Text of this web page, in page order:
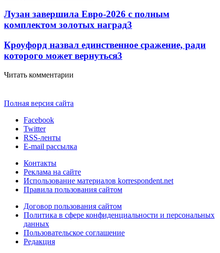
Лузан завершила Евро-2026 с полным
комплектом золотых наград3
Кроуфорд назвал единственное сражение, ради
которого может вернуться3
Читать комментарии
Полная версия сайта
Facebook
Twitter
RSS-ленты
E-mail рассылка
Контакты
Реклама на сайте
Использование материалов korrespondent.net
Правила пользования сайтом
Договор пользования сайтом
Политика в сфере конфиденциальности и персональных
данных
Пользовательское соглашение
Редакция